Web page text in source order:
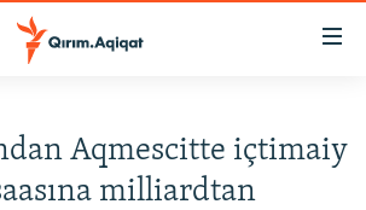
Aqmescitte içtimaiy
milliardtan